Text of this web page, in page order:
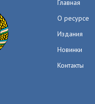
Главная
О ресурсе
Издания
Новинки
Контакты